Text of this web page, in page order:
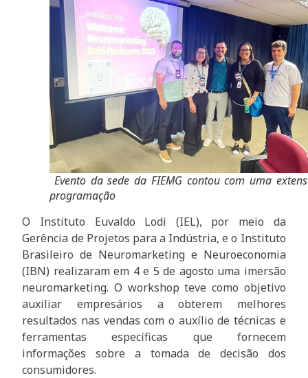
Evento da sede da FIEMG contou com uma
programação
O Instituto Euvaldo Lodi (IEL), por meio da
Gerência de Projetos para a Indústria, e o Instituto
Brasileiro de Neuromarketing e Neuroeconomia
(IBN) realizaram em 4 e 5 de agosto uma imersão
neuromarketing. O workshop teve como objetivo
auxiliar empresários a obterem melhores
resultados nas vendas com o auxílio de técnicas e
ferramentas específicas que fornecem
informações sobre a tomada de decisão dos
consumidores.